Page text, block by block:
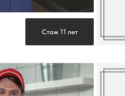
Стаж 11 лет